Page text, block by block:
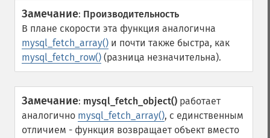
Замечание: Производительность
В плане скорости эта функция аналогична
mysql_fetch_array() и почти также быстра, как
mysql_fetch_row() (разница незначительна).
Замечание: mysql_fetch_object() работает
аналогично mysql_fetch_array(), с единственным
отличием - функция возвращает объект вместо